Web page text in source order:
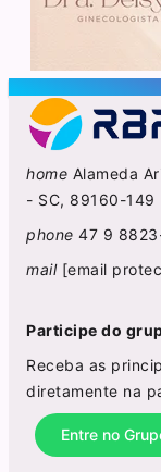
home Alameda
- SC, 89160-149
phone 47 9
mail [email
Participe do
Receba as
diretamente na
Entre no